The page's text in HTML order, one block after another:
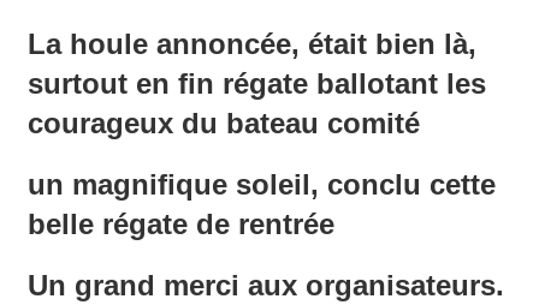
La houle annoncée, était bien là,
surtout en fin régate ballotant les
courageux du bateau comité
un magnifique soleil, conclu cette
belle régate de rentrée
Un grand merci aux organisateurs.